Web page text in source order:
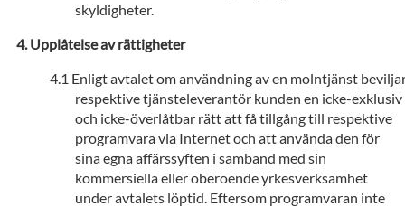
skyldigheter.
Upplåtelse av rättigheter
Enligt avtalet om användning av en molntjänst
respektive tjänsteleverantör kunden en icke-exklusiv
och icke-överlåtbar rätt att få tillgång till respektive
programvara via Internet och att använda den för
sina egna affärssyften i samband med sin
kommersiella eller oberoende yrkesverksamhet
under avtalets löptid. Eftersom programvaran inte